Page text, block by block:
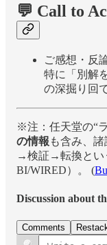
💬 Call to
ご感想・反
特に「別解
の深掘り回
※注：任天堂の“
の情報 も含み、
→検証→転換とい
BI/WIRED）。 (
Discussion about
Comments